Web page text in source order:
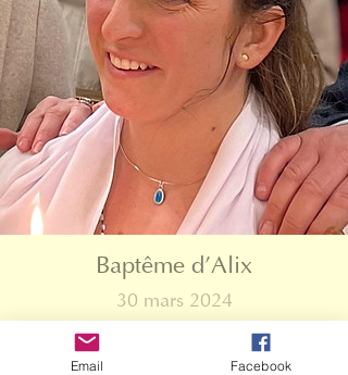
Baptême d'Alix
30 mars 2024
Email Facebook